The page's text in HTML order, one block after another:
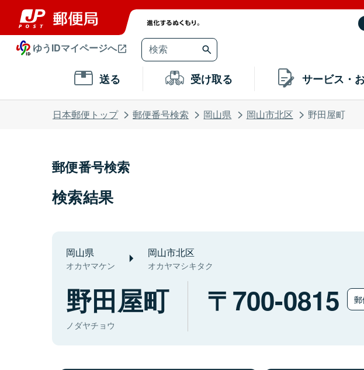
ゆうIDマイページへ
送る 受け取る サービス・
日本郵便トップ 郵便番号検索 岡山県 岡山市北区 野田屋町
郵便番号検索
検索結果
岡山県
オカヤマケン
岡山市北区
オカヤマシキタク
野田屋町
ノダヤチョウ
700-0815